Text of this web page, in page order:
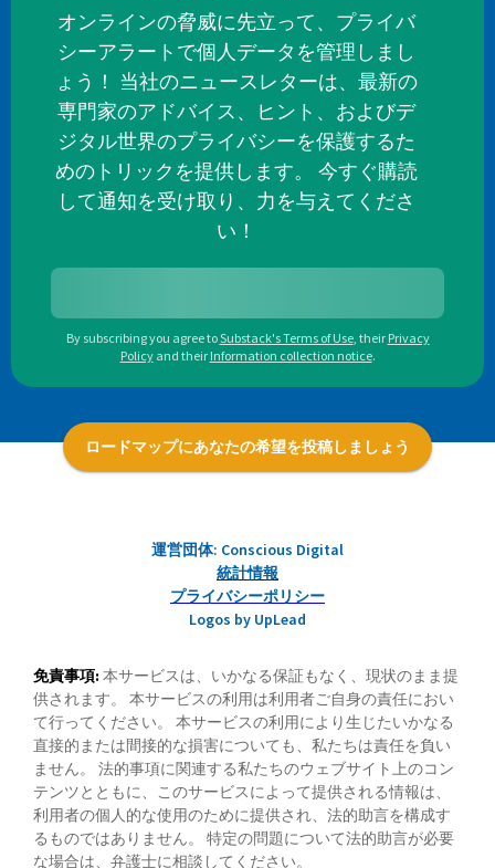
オンラインの脅威に先立って、プライバ
シーアラートで個人データを管理しまし
ょう！ 当社のニュースレターは、最新の
専門家のアドバイス、ヒント、およびデ
ジタル世界のプライバシーを保護するた
めのトリックを提供します。 今すぐ購読
して通知を受け取り、力を与えてくださ
い！
By subscribing you agree toSubstack's Terms of Use, their Privacy
Policy and their Information collection notice.
ロードマップにあなたの希望を投稿しましょう
運営団体: Conscious Digital
統計情報
プライバシーポリシー
Logos by UpLead
免責事項: 本サービスは、いかなる保証もなく、現状のまま提
供されます。 本サービスの利用は利用者ご自身の責任におい
て行ってください。 本サービスの利用により生じたいかなる
直接的または間接的な損害についても、私たちは責任を負い
ません。 法的事項に関連する私たちのウェブサイト上のコン
テンツとともに、このサービスによって提供される情報は、
利用者の個人的な使用のために提供され、法的助言を構成す
るものではありません。 特定の問題について法的助言が必要
な場合は、弁護士に相談してください。